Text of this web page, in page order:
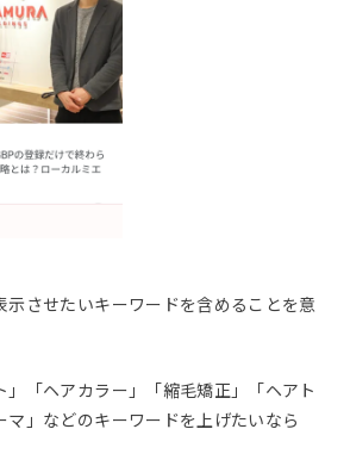
示させたいキーワードを含めることを意
「ヘアカラー」「縮毛矯正」「ヘアト
マ」などのキーワードを上げたいなら